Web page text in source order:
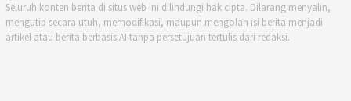
Seluruh konten berita di situs web ini dilindungi hak cipta. Dilarang menyalin,
mengutip secara utuh, memodifikasi, maupun mengolah isi berita menjadi
artikel atau berita berbasis AI tanpa persetujuan tertulis dari redaksi.